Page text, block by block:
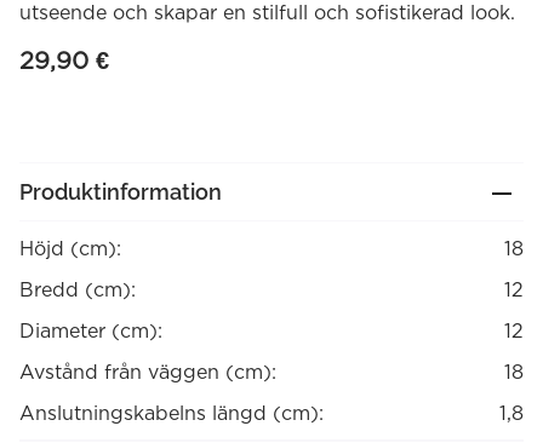
utseende och skapar en stilfull och sofistikerad look.
29,90 €
Produktinformation
Höjd (cm):
18
Bredd (cm):
12
Diameter (cm):
12
Avstånd från väggen (cm):
18
Anslutningskabelns längd (cm):
1,8